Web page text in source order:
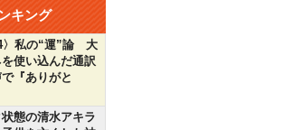
キング
〉私の“運”論 大
使い込んだ通訳
『ありがと
態の清水アキラ